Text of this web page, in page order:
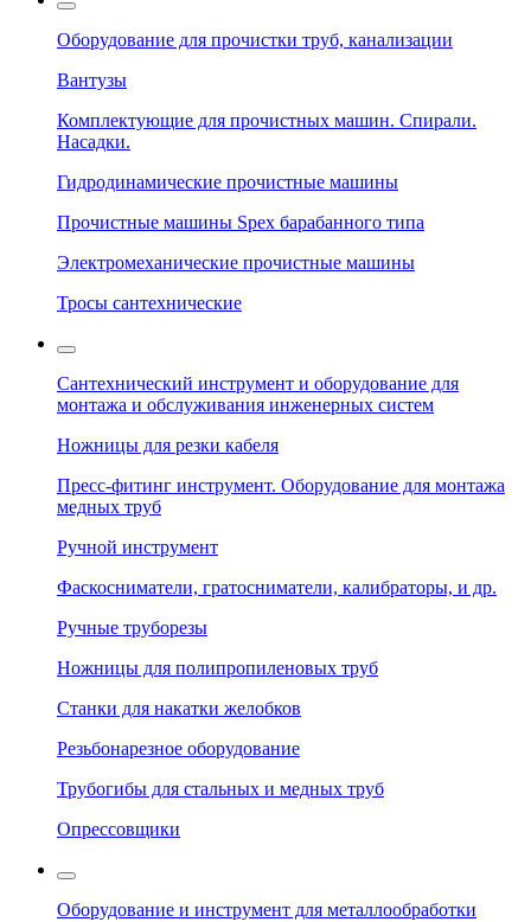
Оборудование для прочистки труб, канализации
Вантузы
Комплектующие для прочистных машин. Спирали.
Насадки.
Гидродинамические прочистные машины
Прочистные машины Spex барабанного типа
Электромеханические прочистные машины
Тросы сантехнические
Сантехнический инструмент и оборудование для
монтажа и обслуживания инженерных систем
Ножницы для резки кабеля
Пресс-фитинг инструмент. Оборудование для монтажа
медных труб
Ручной инструмент
Фаскосниматели, гратосниматели, калибраторы, и др.
Ручные труборезы
Ножницы для полипропиленовых труб
Станки для накатки желобков
Резьбонарезное оборудование
Трубогибы для стальных и медных труб
Опрессовщики
Оборудование и инструмент для металлообработки